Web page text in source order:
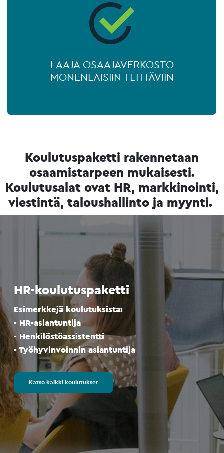
LAAJA OSAAJAVERKOSTO
MONENLAISIIN TEHTÄVIIN
Koulutuspaketti rakennetaan
osaamistarpeen mukaisesti.
Koulutusalat ovat HR, markkinointi,
viestintä, taloushallinto ja myynti.
HR-koulutuspaketti
Esimerkkejä koulutuksista:
- HR-asiantuntija
- Henkilöstöassistentti
- Työhyvinvoinnin asiantuntija
Katso kaikki koulutukset